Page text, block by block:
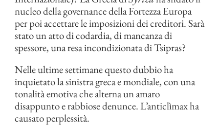
nucleo della governance della Fortezza Europa
per poi accettare le imposizioni dei creditori. Sarà
stato un atto di codardia, di mancanza di
spessore, una resa incondizionata di Tsipras?
Nelle ultime settimane questo dubbio ha
inquietato la sinistra greca e mondiale, con una
tonalità emotiva che alterna un amaro
disappunto e rabbiose denunce. L’anticlìmax ha
causato perplessità.